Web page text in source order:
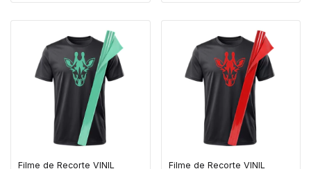
Filme de Recorte VINIL
Filme de Recorte VINIL